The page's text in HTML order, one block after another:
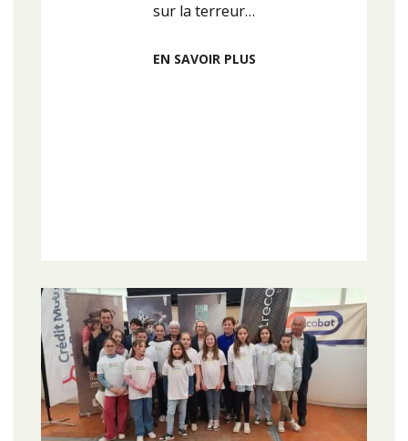
sur la terreur…
EN SAVOIR PLUS